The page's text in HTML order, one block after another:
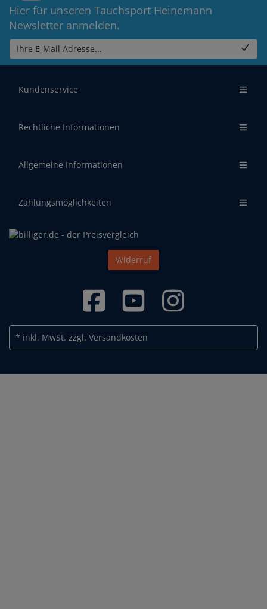
Hier für unseren Tauchsport Heinemann
Newsletter anmelden.
Ihre E-Mail Adresse...
Kundenservice
Rechtliche Informationen
Allgemeine Informationen
Zahlungsmöglichkeiten
Widerruf
* inkl. MwSt. zzgl. Versandkosten